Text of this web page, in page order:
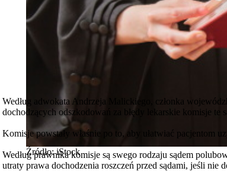
Źródło: iStock
Według adwokata Andrzeja Malickiego, członka
dochodzących odszkodowań za błędy lekarskie komisje
Komisje powstały właśnie po to, aby ułatwiać pacjentom
Według prawnika komisje są swego rodzaju sądem
utraty prawa dochodzenia roszczeń przed sądami, jeśli